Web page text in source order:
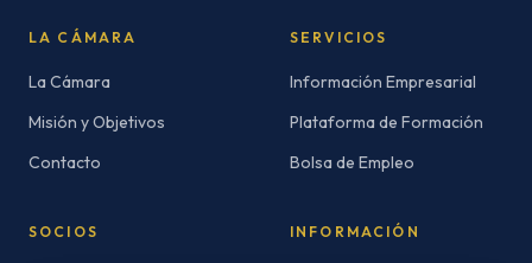
LA CÁMARA
La Cámara
Misión y Objetivos
Contacto
SERVICIOS
Información Empresarial
Plataforma de Formación
Bolsa de Empleo
SOCIOS INFORMACIÓN